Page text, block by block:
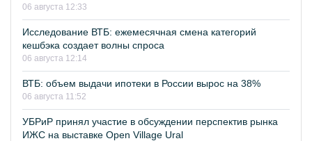
06 августа 12:33
Исследование ВТБ: ежемесячная смена категорий
кешбэка создает волны спроса
06 августа 12:14
ВТБ: объем выдачи ипотеки в России вырос на 38%
06 августа 11:52
УБРиР принял участие в обсуждении перспектив рынка
ИЖС на выставке Open Village Ural